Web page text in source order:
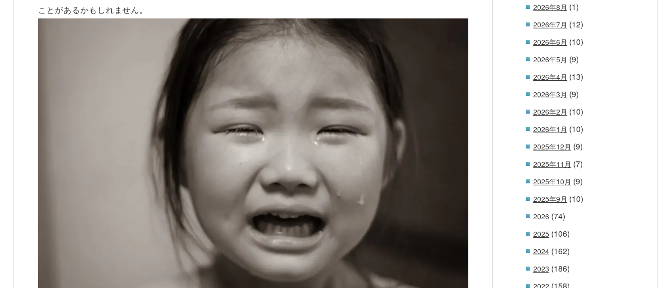
ことがあるかもしれません。
2026年8月 (1)
2026年7月 (12)
2026年6月 (10)
2026年5月 (9)
2026年4月 (13)
2026年3月 (9)
2026年2月 (10)
2026年1月 (10)
2025年12月 (9)
2025年11月 (7)
2025年10月 (9)
2025年9月 (10)
2026 (74)
2025 (106)
2024 (162)
2023 (186)
2022 (158)